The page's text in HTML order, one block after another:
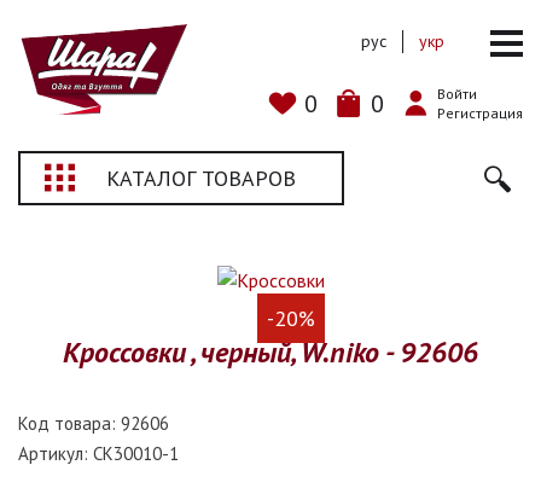
0 0
Войти
Регистрация
рус укр
КАТАЛОГ ТОВАРОВ
-20%
Кроссовки , черный, W.niko - 92606
Код товара: 92606
Артикул: CK30010-1